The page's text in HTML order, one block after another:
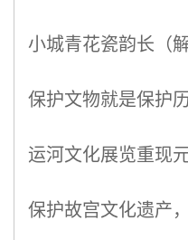
小城青花瓷韵长（
保护文物就是保护
运河文化展览重现
保护故宫文化遗产